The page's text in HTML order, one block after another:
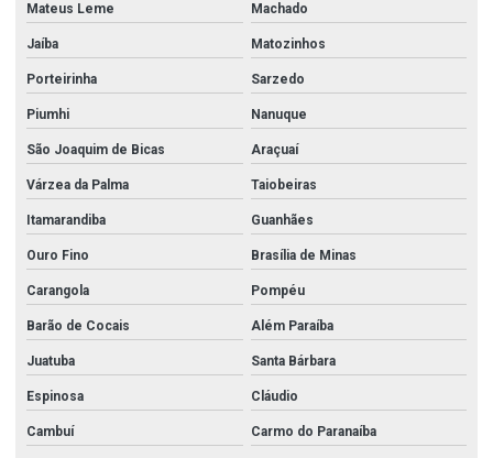
Redução aço carbono
Registro angular hidrante
Registro globo hidrante
Registro hidrante
Registro hidrante 2 1 2
Tampão aço carbono
Tampão corrente
Tee aço carbono
Tipos de aço inox
Mateus Leme Machado
Jaíba Matozinhos
Porteirinha Sarzedo
Piumhi Nanuque
São Joaquim de Bicas Araçuaí
Várzea da Palma Taiobeiras
Itamarandiba Guanhães
Ouro Fino Brasília de Minas
Carangola Pompéu
Barão de Cocais Além Paraíba
Juatuba Santa Bárbara
Espinosa Cláudio
Cambuí Carmo do Paranaíba